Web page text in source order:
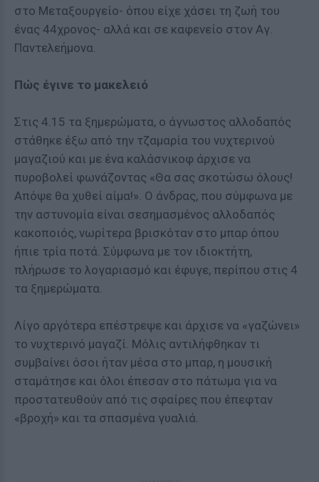
στο Μεταξουργείο- όπου είχε χάσει τη ζωή του
ένας 44χρονος- αλλά και σε καφενείο στον Αγ.
Παντελεήμονα.
Πώς έγινε το μακελειό
Στις 4.15 τα ξημερώματα, ο άγνωστος αλλοδαπός
στάθηκε έξω από την τζαμαρία του νυχτερινού
μαγαζιού και με ένα καλάσνικοφ άρχισε να
πυροβολεί φωνάζοντας «Θα σας σκοτώσω όλους!
Απόψε θα χυθεί αίμα!». Ο άνδρας, που σύμφωνα με
την αστυνομία είναι σεσημασμένος αλλοδαπός
κακοποιός, νωρίτερα βρισκόταν στο μπαρ όπου
ήπιε τρία ποτά. Σύμφωνα με τον ιδιοκτήτη,
πλήρωσε το λογαριασμό και έφυγε, περίπου στις 4
τα ξημερώματα.
Λίγο αργότερα επέστρεψε και άρχισε να «γαζώνει»
το νυχτερινό μαγαζί. Μόλις αντιλήφθηκαν τι
συμβαίνει όσοι ήταν μέσα στο μπαρ, η μουσική
σταμάτησε και όλοι έπεσαν στο πάτωμα για να
προστατευθούν από τις σφαίρες που έπεφταν
«βροχή» και τα σπασμένα γυαλιά.